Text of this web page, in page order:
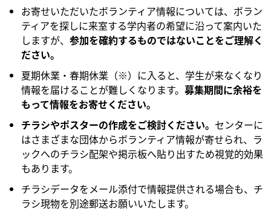
お寄せいただいたボランティア情報については、ボラン
ティアを探しに来室する学内者の希望に沿って案内いた
しますが、 参加を確約するものではないことをご理解く
ださい。
夏期休業・春期休業（※）に入ると、学生が来なくなり
情報を届けることが難しくなります。 募集期間に余裕を
もって情報をお寄せください。
チラシやポスターの作成をご検討ください。 センターに
はさまざまな団体からボランティア情報が寄せられ、ラ
ックへのチラシ配架や掲示板へ貼り出すため視覚的効果
もあります。
チラシデータをメール添付で情報提供される場合も、チ
ラシ現物を別途郵送お願いいたします。